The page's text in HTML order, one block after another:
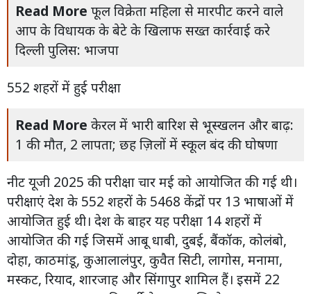
Read More फूल विक्रेता महिला से मारपीट करने वाले
आप के विधायक के बेटे के खिलाफ सख्त कार्रवाई करे
दिल्ली पुलिस: भाजपा
552 शहरों में हुई परीक्षा
Read More केरल में भारी बारिश से भूस्खलन और बाढ़:
1 की मौत, 2 लापता; छह ज़िलों में स्कूल बंद की घोषणा
नीट यूजी 2025 की परीक्षा चार मई को आयोजित की गई थी।
परीक्षाएं देश के 552 शहरों के 5468 केंद्रों पर 13 भाषाओं में
आयोजित हुई थी। देश के बाहर यह परीक्षा 14 शहरों में
आयोजित की गई जिसमें आबू धाबी, दुबई, बैंकॉक, कोलंबो,
दोहा, काठमांडू, कुआलालंपुर, कुवैत सिटी, लागोस, मनामा,
मस्कट, रियाद, शारजाह और सिंगापुर शामिल हैं। इसमें 22